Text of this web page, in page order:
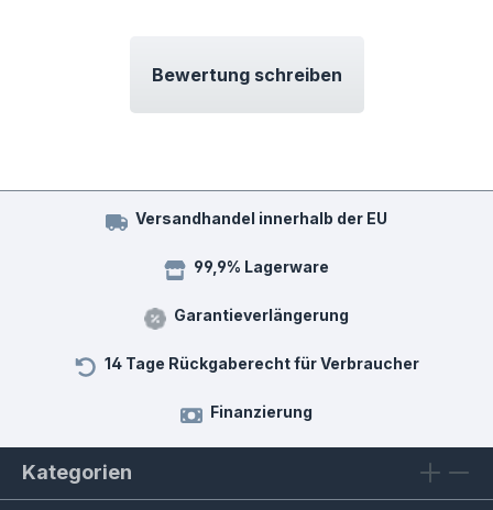
Bewertung schreiben
Versandhandel innerhalb der EU
99,9% Lagerware
Garantieverlängerung
14 Tage Rückgaberecht für Verbraucher
Finanzierung
Kategorien